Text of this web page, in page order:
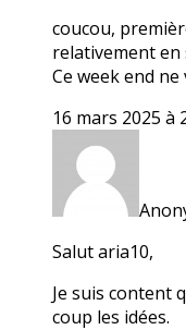
coucou,
relativement en
Ce week end
16 mars 2025 à
Salut aria10,
Je suis content
coup les idées.